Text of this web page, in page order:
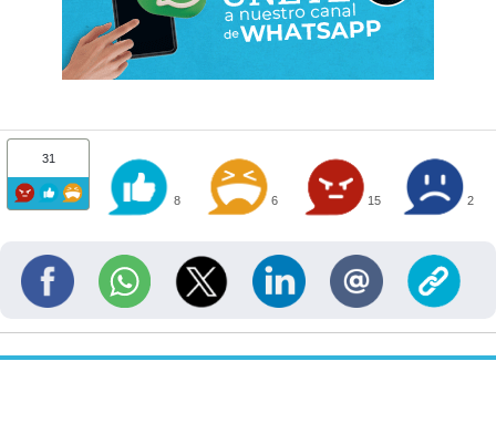
31
8 6 15 2